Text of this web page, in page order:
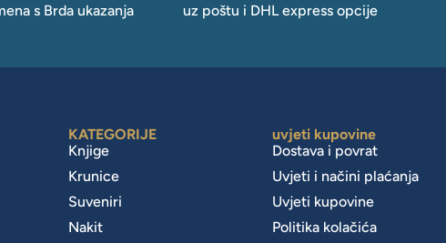
s Brda ukazanja
uz poštu i DHL express opcije
KATEGORIJE
Knjige
Krunice
Suveniri
Nakit
uvjeti kupovine
Dostava i povrat
Uvjeti i načini plaćanja
Uvjeti kupovine
Politika kolačića